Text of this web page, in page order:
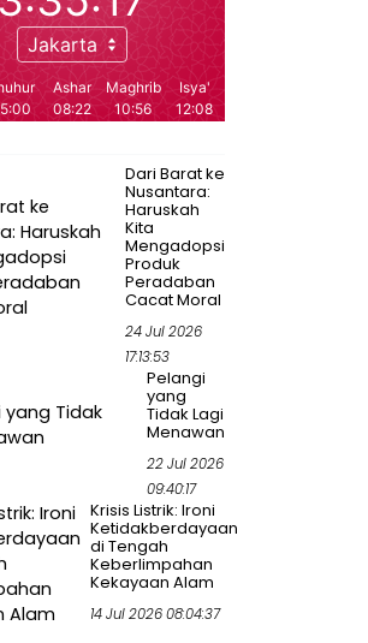
Dari Barat ke
Nusantara:
Haruskah
Kita
Mengadopsi
Produk
Peradaban
Cacat Moral
24 Jul 2026
17:13:53
Pelangi
yang
Tidak Lagi
Menawan
22 Jul 2026
09:40:17
Krisis Listrik: Ironi
Ketidakberdayaan
di Tengah
Keberlimpahan
Kekayaan Alam
14 Jul 2026 08:04:37